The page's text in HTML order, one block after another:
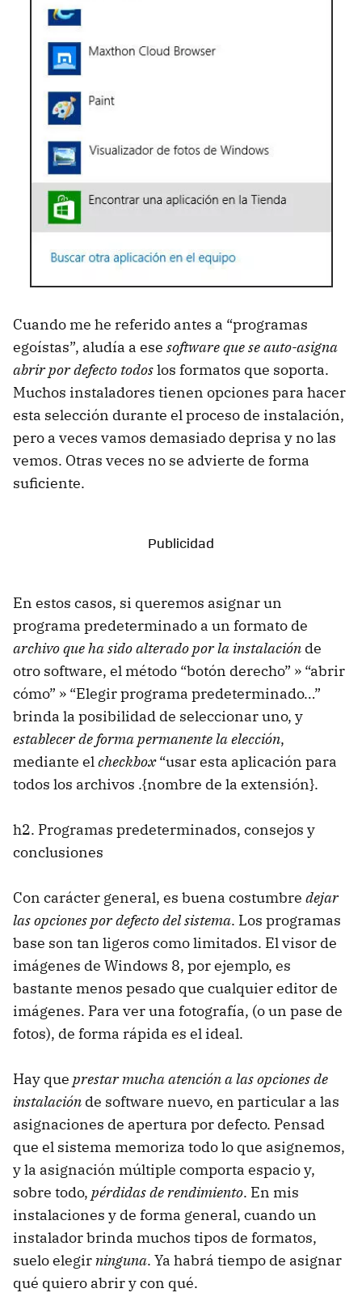
Cuando me he referido antes a “programas
egoístas”, aludía a ese software que se auto-asigna
abrir por defecto todoslos formatos que soporta.
Muchos instaladores tienen opciones para hacer
esta selección durante el proceso de instalación,
pero a veces vamos demasiado deprisa y no las
vemos. Otras veces no se advierte de forma
suficiente.
En estos casos, si queremos asignar un
programa predeterminado a un formato de
archivo que ha sidoalteradopor la instalación de
otro software, el método “botón derecho” » “abrir
cómo” » “Elegir programa predeterminado…”
brinda la posibilidad de seleccionar uno, y
establecer de forma permanente la elección,
mediante elcheckbox“usar esta aplicación para
todos los archivos .{nombre de la extensión}.
h2. Programas predeterminados, consejos y
conclusiones
Con carácter general, es buena costumbre dejar
las opciones por defecto del sistema. Los programas
base son tan ligeros como limitados. El visor de
imágenes de Windows 8, por ejemplo, es
bastante menos pesado que cualquier editor de
imágenes. Para ver una fotografía, (o un pase de
fotos), de forma rápida es el ideal.
Hay que prestar mucha atención a las opciones de
instalación de software nuevo, en particular a las
asignaciones de apertura por defecto. Pensad
que el sistema memoriza todo lo que asignemos,
y la asignación múltiple comporta espacio y,
sobre todo, pérdidas de rendimiento. En mis
instalaciones y de forma general, cuando un
instalador brinda muchos tipos de formatos,
suelo elegirninguna. Ya habrá tiempo de asignar
qué quiero abrir y con qué.